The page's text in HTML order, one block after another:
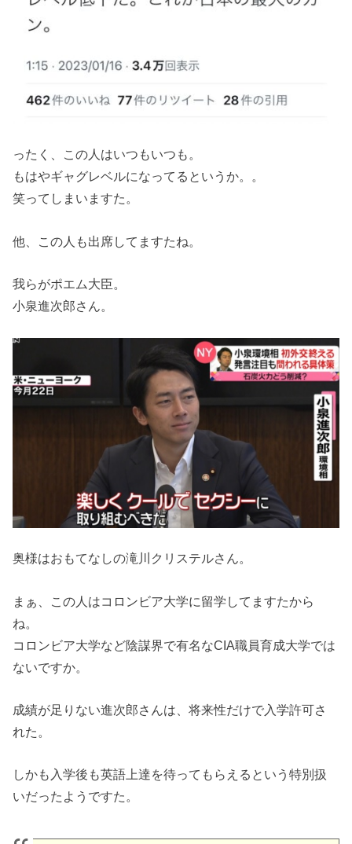
ったく、この人はいつもいつも。
もはやギャグレベルになってるというか。。
笑ってしまいますた。
他、この人も出席してますたね。
我らがポエム大臣。
小泉進次郎さん。
奥様はおもてなしの滝川クリステルさん。
まぁ、この人はコロンビア大学に留学してますたから
ね。
コロンビア大学など陰謀界で有名なCIA職員育成大学では
ないですか。
成績が足りない進次郎さんは、将来性だけで入学許可さ
れた。
しかも入学後も英語上達を待ってもらえるという特別扱
いだったようですた。